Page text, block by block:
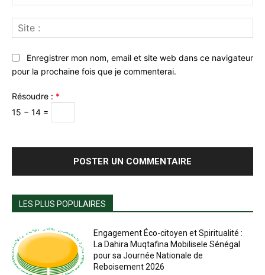
:*
:
Enregistrer mon nom, email et site web dans ce navigateur
pour la prochaine fois que je commenterai.
Résoudre : *
15 − 14 =
LES PLUS POPULAIRES
Engagement Éco-citoyen et Spiritualité :
La Dahira Muqtafina Mobilisele Sénégal
pour sa Journée Nationale de
Reboisement 2026